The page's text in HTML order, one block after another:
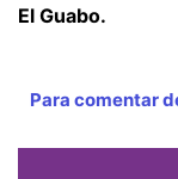
El Guabo.
Para comentar